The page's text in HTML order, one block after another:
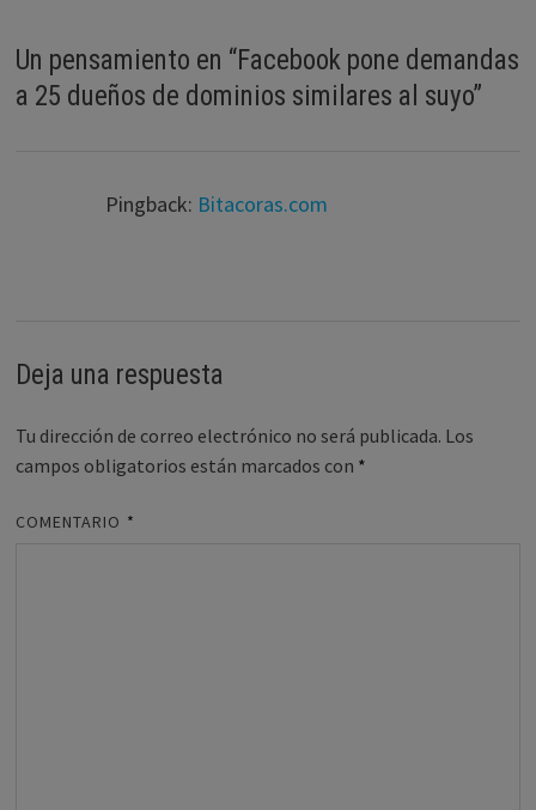
Un pensamiento en “Facebook pone demandas
a 25 dueños de dominios similares al suyo”
Pingback: Bitacoras.com
Deja una respuesta
Tu dirección de correo electrónico no será publicada. Los
campos obligatorios están marcados con *
COMENTARIO *